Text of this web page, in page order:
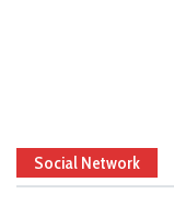
Social Network